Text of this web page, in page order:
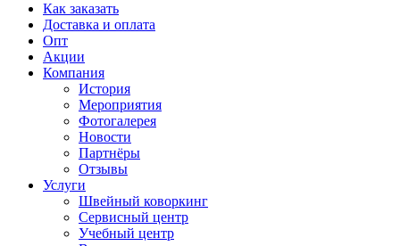
Как заказать
Доставка и оплата
Опт
Акции
Компания
История
Мероприятия
Фотогалерея
Новости
Партнёры
Отзывы
Услуги
Швейный коворкинг
Сервисный центр
Учебный центр